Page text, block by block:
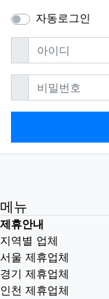
자동로그인
아이디필수
비밀번호필수
메뉴
제휴안내
지역별 업체
서울 제휴업체
경기 제휴업체
인천 제휴업체